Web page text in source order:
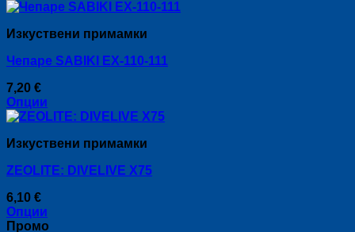
Изкуствени примамки
Чепаре SABIKI EX-110-111
7,20 €
Опции
This
has
variants.
options
may
Изкуствени примамки
ZEOLITE: DIVELIVE X75
6,10 €
Опции
This
Промо